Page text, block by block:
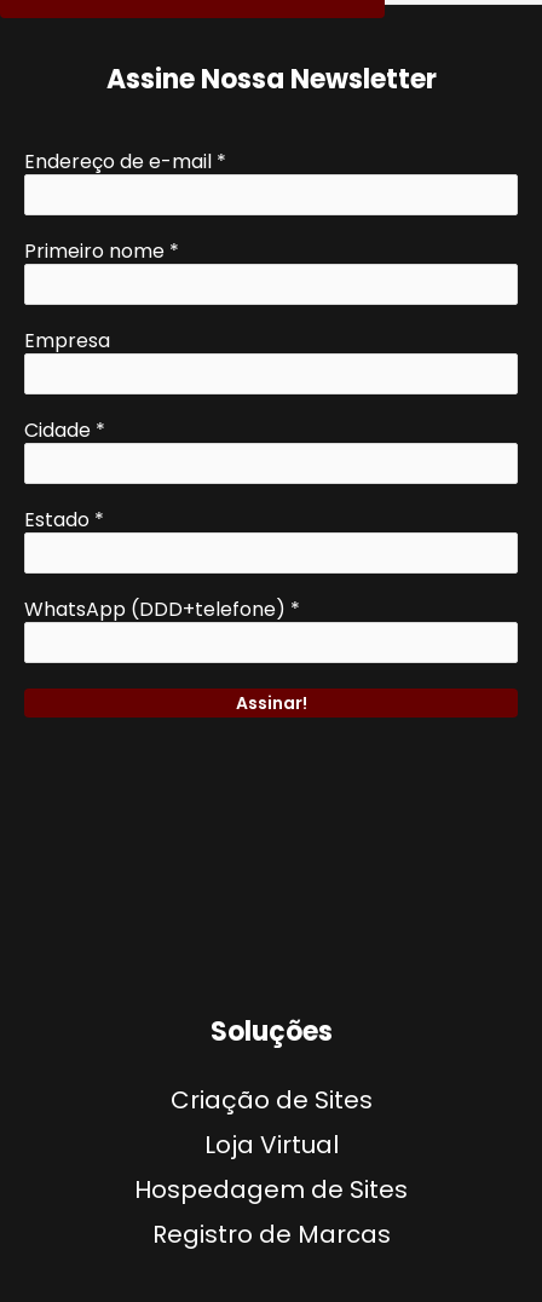
Assine Nossa Newsletter
Endereço de e-mail *
Primeiro nome *
Empresa
Cidade *
Estado *
WhatsApp (DDD+telefone) *
Soluções
Criação de Sites
Loja Virtual
Hospedagem de Sites
Registro de Marcas